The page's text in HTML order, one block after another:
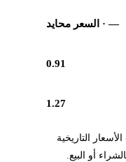
—· السعر محايد
0.91
1.27
التاريخية
أو البيع.